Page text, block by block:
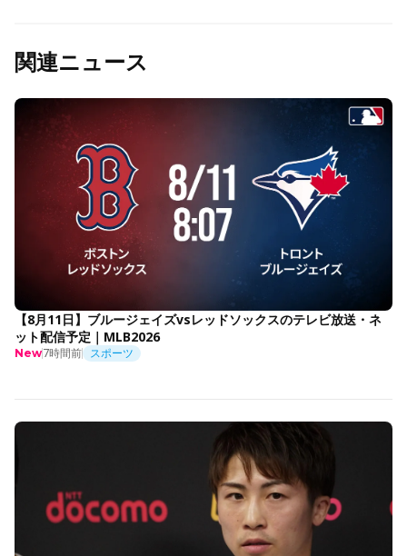
関連ニュース
【8月11日】ブルージェイズvsレッドソックスのテレビ放送・ネ
ット配信予定｜MLB2026
New7時間前 スポーツ